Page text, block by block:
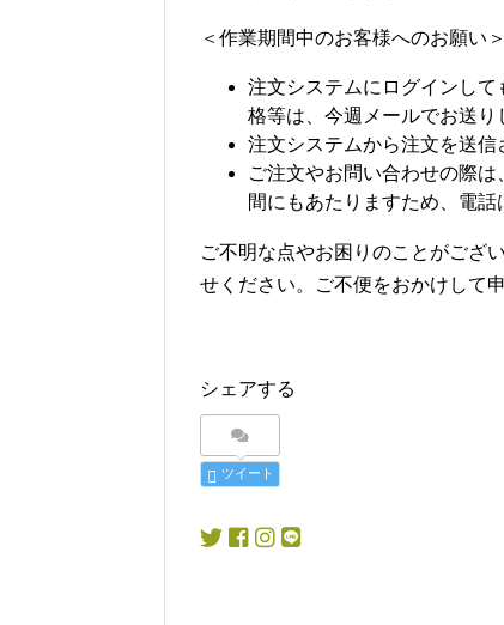
＜作業期間中のお客様へのお願い＞
注文システムにログインし
格等は、今週メールでお送り
注文システムから注文を送信
ご注文やお問い合わせの際
間にもあたりますため、電話
ご不明な点やお困りのことがござ
せください。ご不便をおかけして
シェアする
ツイート